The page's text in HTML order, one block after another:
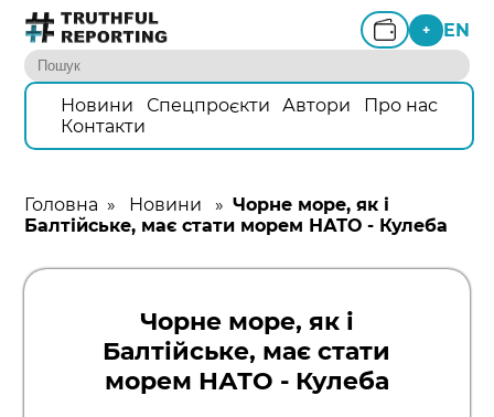
+ EN
Новини Спецпроєкти Автори
Про нас
Контакти
Головна » Новини »Чорне море, як і
Балтійське, має стати морем НАТО - Кулеба
Чорне море, як і
Балтійське, має стати
морем НАТО - Кулеба